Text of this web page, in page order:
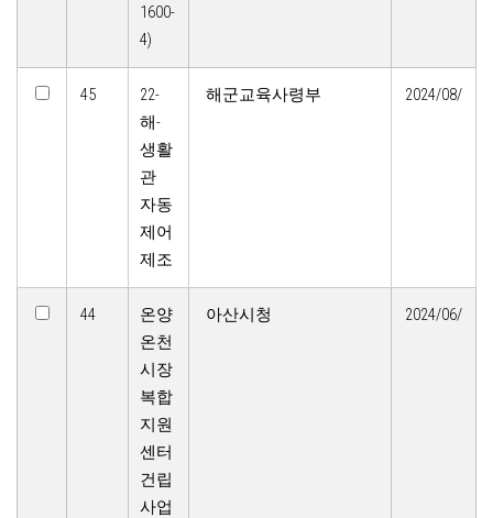
1600-
4)
45
22-
해-
생활
관
자동
제어
제조
해군교육사령부 2024/08/
44
온양
온천
시장
복합
지원
센터
건립
사업
아산시청 2024/06/